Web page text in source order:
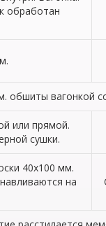
обработан
обшиты вагонкой
или прямой.
сушки.
40х100 мм.
на